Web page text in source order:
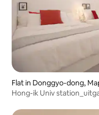
Flat in Donggyo-dong,
Hong-ik Univ